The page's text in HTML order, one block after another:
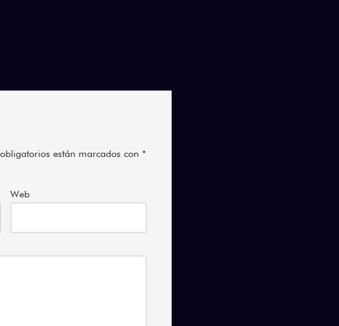
están marcados con *
Web